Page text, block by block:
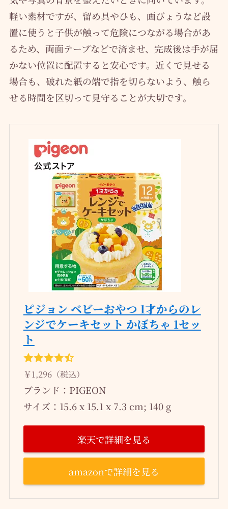
軽い素材ですが、留め具やひも、画びょうなど設
置に使うと子供が触って危険につながる場合があ
るため、両面テープなどで済ませ、完成後は手が届
かない位置に配置すると安心です。近くで見せる
場合も、破れた紙の端で指を切らないよう、触ら
せる時間を区切って見守ることが大切です。
ピジョン ベビーおやつ 1才からのレ
ンジでケーキセット かぼちゃ 1セッ
ト
￥1,296（税込）
ブランド：PIGEON
サイズ：15.6 x 15.1 x 7.3 cm; 140 g
楽天で詳細を見る
amazonで詳細を見る